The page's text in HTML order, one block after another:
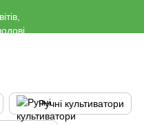
Ручні культиватори